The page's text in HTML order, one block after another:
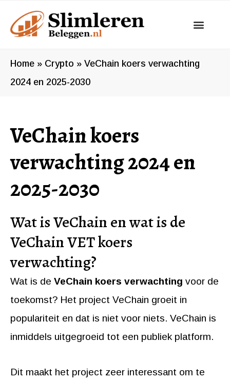
naar
inhoud
Home » Crypto » VeChain koers verwachting
2024 en 2025-2030
VeChain koers
verwachting 2024 en
2025-2030
Wat is VeChain en wat is de
VeChain VET koers
verwachting?
Wat is de VeChain koers verwachting voor de
toekomst? Het project VeChain groeit in
populariteit en dat is niet voor niets. VeChain is
inmiddels uitgegroeid tot een publiek platform.
Dit maakt het project zeer interessant om te